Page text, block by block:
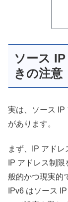
ソース
きの注意
実は、ソース IP
があります。
まず、IP アド
IP アドレス制
般的かつ現実的
IPv6 はソース